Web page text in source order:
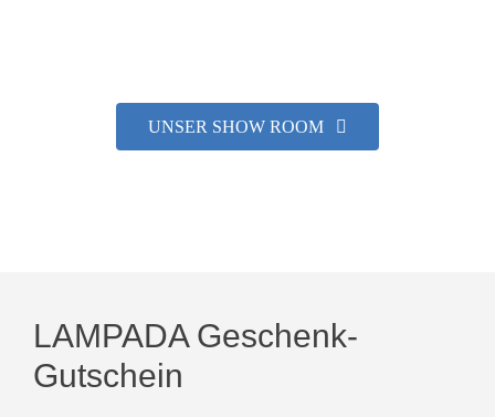
UNSER SHOW ROOM
LAMPADA Geschenk-
Gutschein